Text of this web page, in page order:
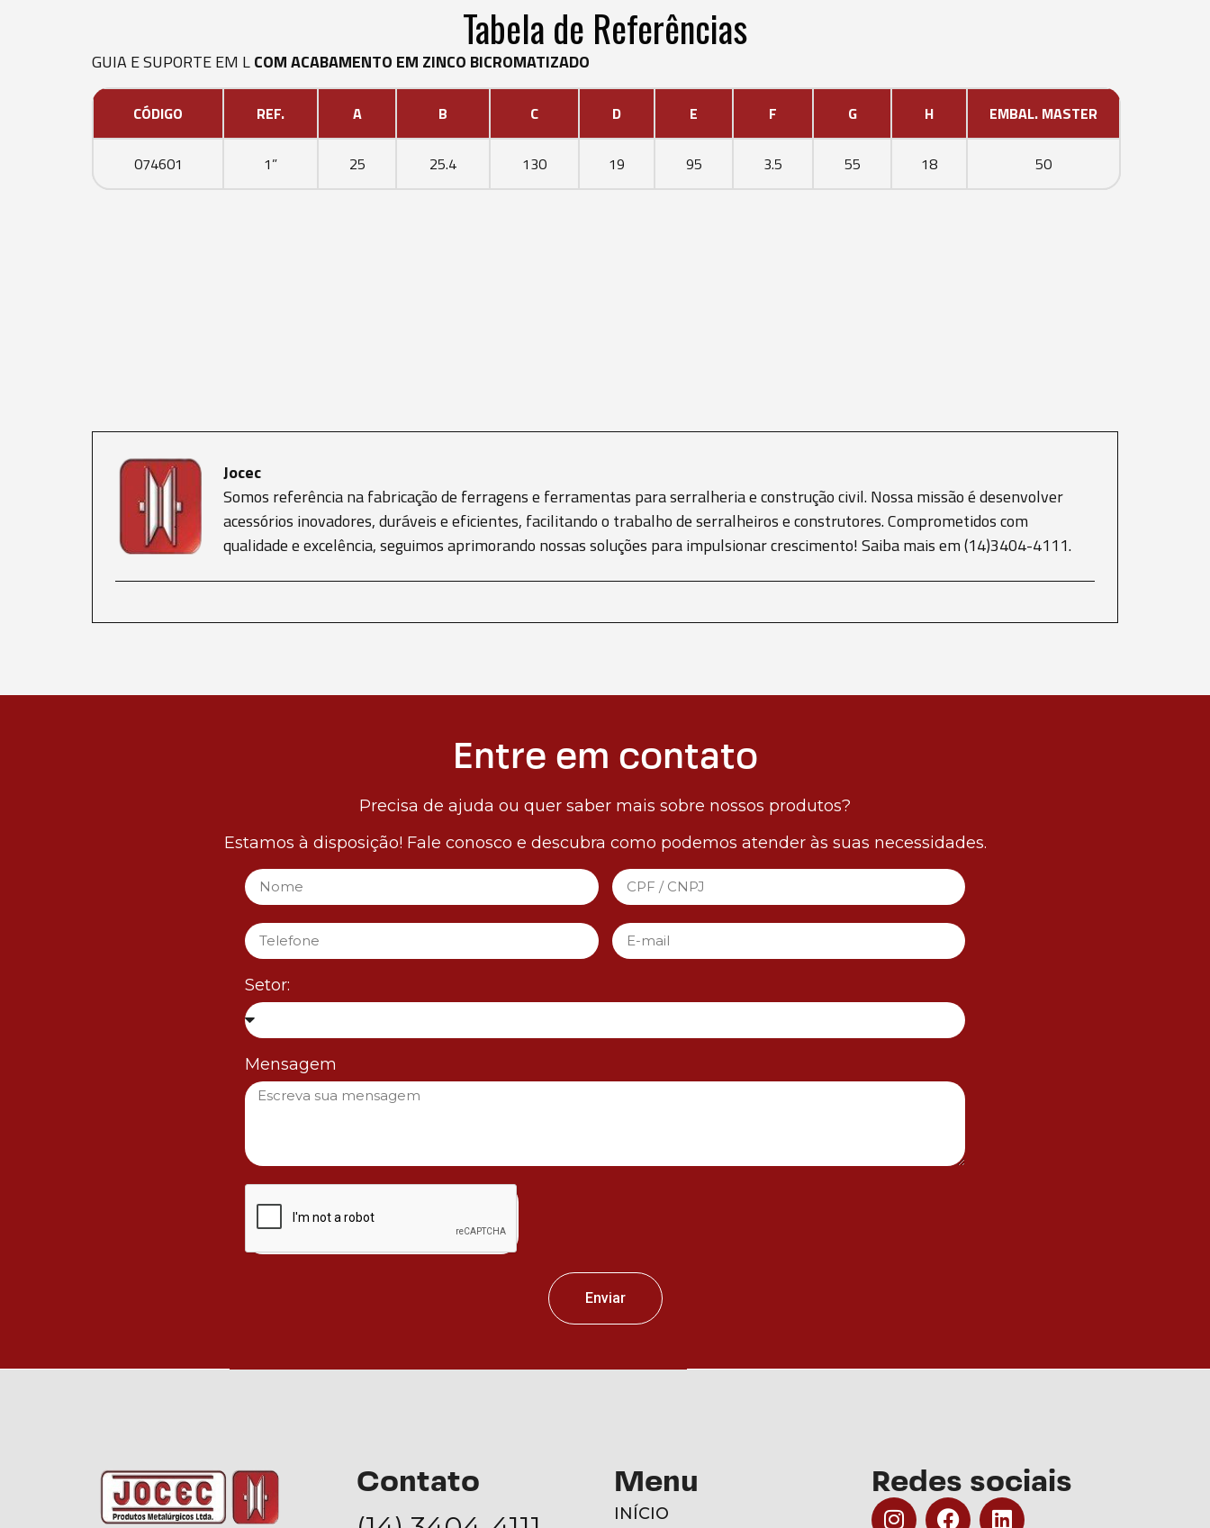
Tabela de Referências
GUIA E SUPORTE EM LCOMACABAMENTO EM ZINCO BICROMATIZADO
CÓDIGO REF. A B C D E F G H EMBAL. MASTER
074601 1” 25 25.4 130 19 95 3.5 55 18 50
Jocec
Somos referência na fabricação de ferragens e ferramentas para serralheria e construção civil. Nossa missão é desenvolver
acessórios inovadores, duráveis e eficientes, facilitando o trabalho de serralheiros e construtores. Comprometidos com
qualidade e excelência, seguimos aprimorando nossas soluções para impulsionar crescimento! Saiba mais em (14)3404-4111.
Entre em contato
Precisa de ajuda ou quer saber mais sobre nossos produtos?
Estamos à disposição! Fale conosco e descubra como podemos atender às suas necessidades.
Setor:
Mensagem
Enviar
Contato Menu
INÍCIO
Redes sociais